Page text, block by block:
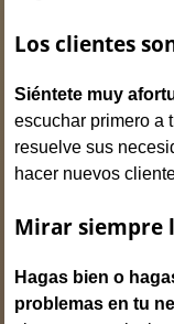
Los clientes
Siéntete muy
escuchar primero a
resuelve sus
hacer nuevos
Mirar siempre
Hagas bien o
problemas en tu